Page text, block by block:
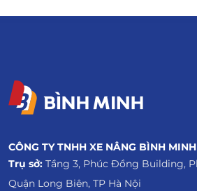
CÔNG TY TNHH XE NÂNG BÌNH MINH
Trụ sở: Tầng 3, Phúc Đồng Building,
Quận Long Biên, TP Hà Nội